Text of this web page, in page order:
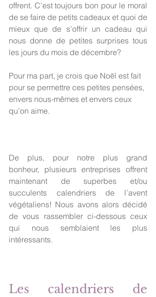
offrent. C’est toujours bon pour le moral
de se faire de petits cadeaux et quoi de
mieux que de s’offrir un cadeau qui
nous donne de petites surprises tous
les jours du mois de décembre?
Pour ma part, je crois que Noël est fait
pour se permettre ces petites pensées,
envers nous-mêmes et envers ceux
qu’on aime.
De plus, pour notre plus grand
bonheur, plusieurs entreprises offrent
maintenant de superbes et/ou
succulents calendriers de l’avent
végétaliens! Nous avons alors décidé
de vous rassembler ci-dessous ceux
qui nous semblaient les plus
intéressants.
Les calendriers de